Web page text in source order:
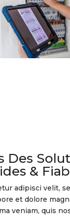
Des
&
adipisci velit,
et dolore
veniam, quis